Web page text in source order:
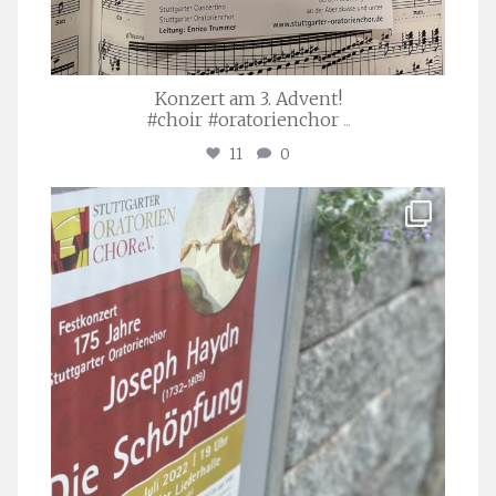
Konzert am 3. Advent!
#choir #oratorienchor ...
11 0
stuttgarter_oratorienchor
Juli 23